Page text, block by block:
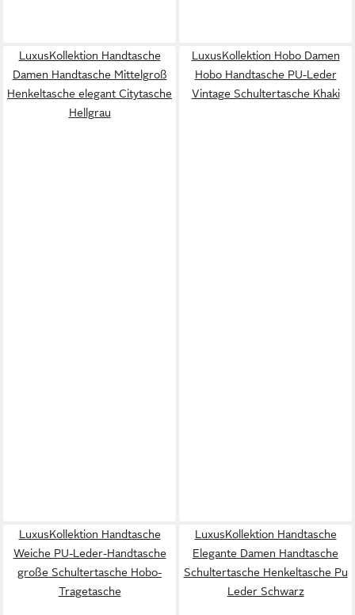
LuxusKollektion Handtasche
Damen Handtasche Mittelgroß
Henkeltasche elegant Citytasche
Hellgrau
LuxusKollektion Hobo Damen
Hobo Handtasche PU-Leder
Vintage Schultertasche Khaki
LuxusKollektion Handtasche
Weiche PU-Leder-Handtasche
große Schultertasche Hobo-
Tragetasche
LuxusKollektion Handtasche
Elegante Damen Handtasche
Schultertasche Henkeltasche Pu
Leder Schwarz